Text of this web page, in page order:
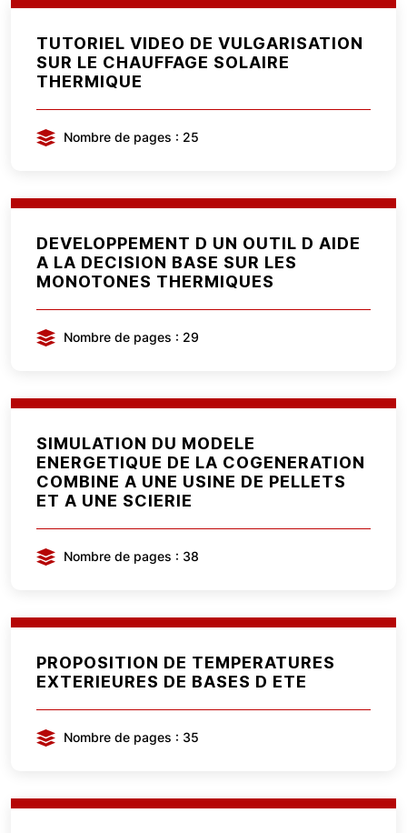
TUTORIEL VIDEO DE VULGARISATION
SUR LE CHAUFFAGE SOLAIRE
THERMIQUE
Nombre de pages : 25
DEVELOPPEMENT D UN OUTIL D AIDE
A LA DECISION BASE SUR LES
MONOTONES THERMIQUES
Nombre de pages : 29
SIMULATION DU MODELE
ENERGETIQUE DE LA COGENERATION
COMBINE A UNE USINE DE PELLETS
ET A UNE SCIERIE
Nombre de pages : 38
PROPOSITION DE TEMPERATURES
EXTERIEURES DE BASES D ETE
Nombre de pages : 35